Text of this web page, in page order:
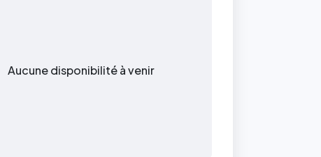
Aucune disponibilité à venir